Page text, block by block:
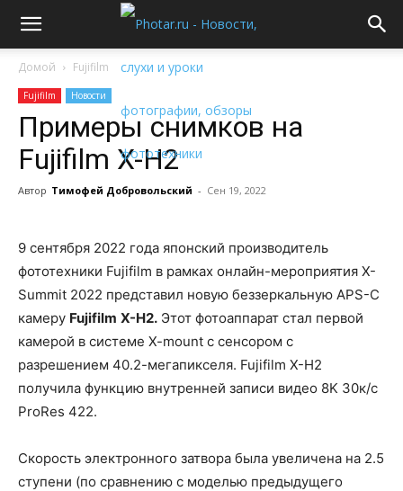
Домой Fujifilm
Fujifilm Новости
Примеры снимков на
Fujifilm X-H2
Автор Тимофей Добровольский - Сен 19, 2022
9 сентября 2022 года японский производитель
фототехники Fujifilm в рамках онлайн-мероприятия X-
Summit 2022 представил новую беззеркальную APS-C
камеру Fujifilm X-H2. Этот фотоаппарат стал первой
камерой в системе X-mount с сенсором с
разрешением 40.2-мегапикселя. Fujifilm X-H2
получила функцию внутренней записи видео 8K 30к/с
ProRes 422.
Скорость электронного затвора была увеличена на 2.5
ступени (по сравнению с моделью предыдущего